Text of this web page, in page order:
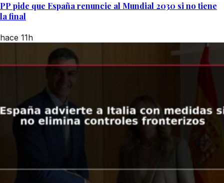
PP pide que España renuncie al Mundial 2030 si no tiene
la final
hace 11h